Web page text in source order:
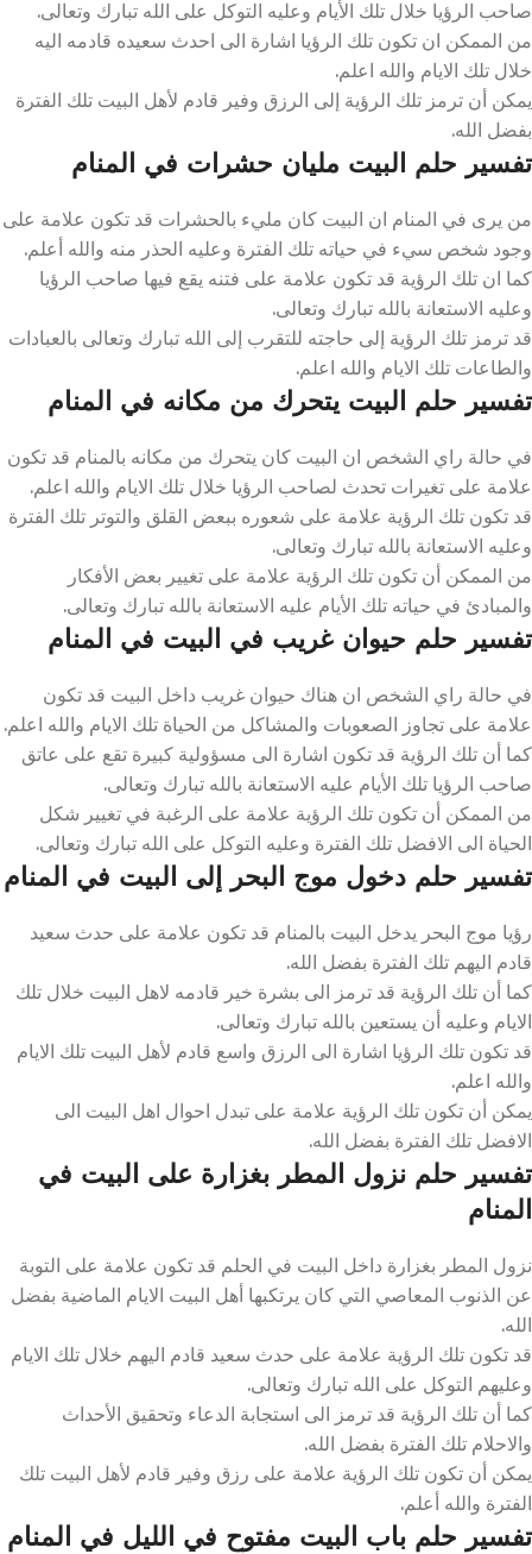
صاحب الرؤيا خلال تلك الأيام وعليه التوكل على الله تبارك وتعالى.
من الممكن ان تكون تلك الرؤيا اشارة الى احدث سعيده قادمه اليه
خلال تلك الايام والله اعلم.
يمكن أن ترمز تلك الرؤية إلى الرزق وفير قادم لأهل البيت تلك الفترة
بفضل الله.
تفسير حلم البيت مليان حشرات في المنام
من يرى في المنام ان البيت كان مليء بالحشرات قد تكون علامة على
وجود شخص سيء في حياته تلك الفترة وعليه الحذر منه والله أعلم.
كما ان تلك الرؤية قد تكون علامة على فتنه يقع فيها صاحب الرؤيا
وعليه الاستعانة بالله تبارك وتعالى.
قد ترمز تلك الرؤية إلى حاجته للتقرب إلى الله تبارك وتعالى بالعبادات
والطاعات تلك الايام والله اعلم.
تفسير حلم البيت يتحرك من مكانه في المنام
في حالة راي الشخص ان البيت كان يتحرك من مكانه بالمنام قد تكون
علامة على تغيرات تحدث لصاحب الرؤيا خلال تلك الايام والله اعلم.
قد تكون تلك الرؤية علامة على شعوره ببعض القلق والتوتر تلك الفترة
وعليه الاستعانة بالله تبارك وتعالى.
من الممكن أن تكون تلك الرؤية علامة على تغيير بعض الأفكار
والمبادئ في حياته تلك الأيام عليه الاستعانة بالله تبارك وتعالى.
تفسير حلم حيوان غريب في البيت في المنام
في حالة راي الشخص ان هناك حيوان غريب داخل البيت قد تكون
علامة على تجاوز الصعوبات والمشاكل من الحياة تلك الايام والله اعلم.
كما أن تلك الرؤية قد تكون اشارة الى مسؤولية كبيرة تقع على عاتق
صاحب الرؤيا تلك الأيام عليه الاستعانة بالله تبارك وتعالى.
من الممكن أن تكون تلك الرؤية علامة على الرغبة في تغيير شكل
الحياة الى الافضل تلك الفترة وعليه التوكل على الله تبارك وتعالى.
تفسير حلم دخول موج البحر إلى البيت في المنام
رؤيا موج البحر يدخل البيت بالمنام قد تكون علامة على حدث سعيد
قادم اليهم تلك الفترة بفضل الله.
كما أن تلك الرؤية قد ترمز الى بشرة خير قادمه لاهل البيت خلال تلك
الايام وعليه أن يستعين بالله تبارك وتعالى.
قد تكون تلك الرؤيا اشارة الى الرزق واسع قادم لأهل البيت تلك الايام
والله اعلم.
يمكن أن تكون تلك الرؤية علامة على تبدل احوال اهل البيت الى
الافضل تلك الفترة بفضل الله.
تفسير حلم نزول المطر بغزارة على البيت في
المنام
نزول المطر بغزارة داخل البيت في الحلم قد تكون علامة على التوبة
عن الذنوب المعاصي التي كان يرتكبها أهل البيت الايام الماضية بفضل
الله.
قد تكون تلك الرؤية علامة على حدث سعيد قادم اليهم خلال تلك الايام
وعليهم التوكل على الله تبارك وتعالى.
كما أن تلك الرؤية قد ترمز الى استجابة الدعاء وتحقيق الأحداث
والاحلام تلك الفترة بفضل الله.
يمكن أن تكون تلك الرؤية علامة على رزق وفير قادم لأهل البيت تلك
الفترة والله أعلم.
تفسير حلم باب البيت مفتوح في الليل في المنام